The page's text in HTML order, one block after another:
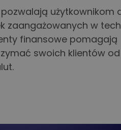
użytkownikom
zaangażowanych w
finansowe pomagają
swoich klientów od